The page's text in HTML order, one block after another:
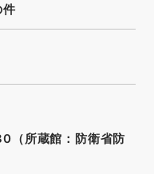
件
（所蔵館：防衛省防